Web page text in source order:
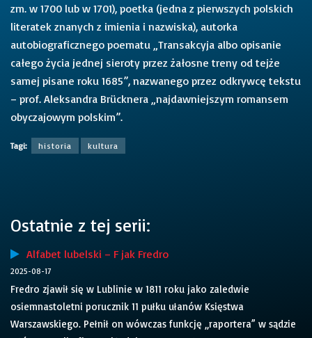
zm. w 1700 lub w 1701), poetka (jedna z pierwszych polskich
literatek znanych z imienia i nazwiska), autorka
autobiograficznego poematu „Transakcyja albo opisanie
całego życia jednej sieroty przez żałosne treny od tejże
samej pisane roku 1685”, nazwanego przez odkrywcę tekstu
– prof. Aleksandra Brücknera „najdawniejszym romansem
obyczajowym polskim”.
Tagi: historia kultura
Ostatnie z tej serii:
Alfabet lubelski – F jak Fredro
2025-08-17
Fredro zjawił się w Lublinie w 1811 roku jako zaledwie
osiemnastoletni porucznik 11 pułku ułanów Księstwa
Warszawskiego. Pełnił on wówczas funkcję „raportera” w sądzie